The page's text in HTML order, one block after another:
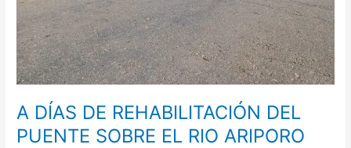
A DÍAS DE REHABILITACIÓN DEL
PUENTE SOBRE EL RIO ARIPORO
ARIPORO